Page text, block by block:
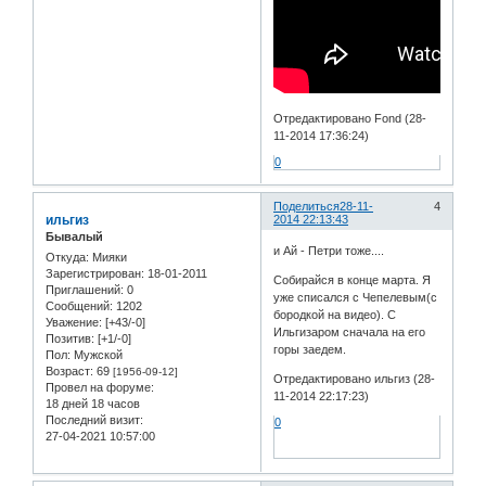
Отредактировано Fond (28-
11-2014 17:36:24)
0
Поделиться 4
28-11-
2014 22:13:43
ильгиз
Бывалый
Откуда: Мияки
Зарегистрирован: 18-01-2011
Приглашений: 0
Сообщений: 1202
Уважение: [+43/-0]
Позитив: [+1/-0]
Пол: Мужской
Возраст: 69 [1956-09-12]
Провел на форуме:
18 дней 18 часов
Последний визит:
27-04-2021 10:57:00
и Ай - Петри тоже....
Собирайся в конце марта. Я
уже списался с Чепелевым(с
бородкой на видео). С
Ильгизаром сначала на его
горы заедем.
Отредактировано ильгиз (28-
11-2014 22:17:23)
0